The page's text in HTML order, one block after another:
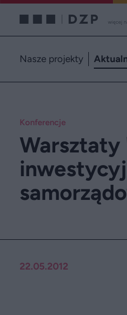
Nasze projekty
Konferencje
Warsztaty
22.05.2012